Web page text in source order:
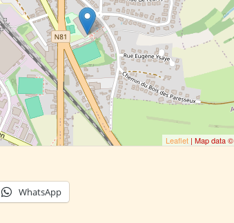
Leaflet| Map data ©
WhatsApp